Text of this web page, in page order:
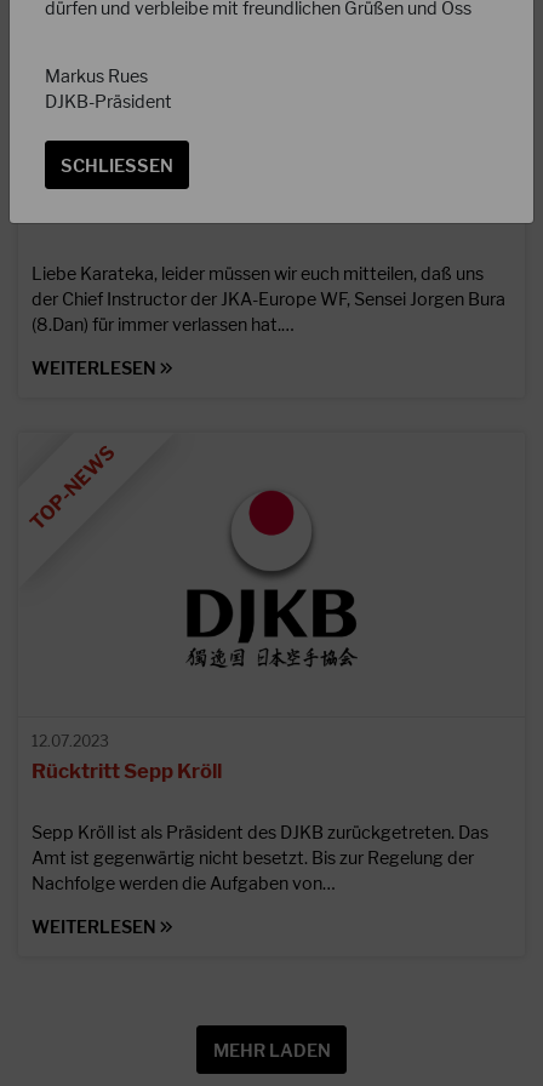
17.07.2023
Liebe Karateka, leider müssen wir euch mitteilen, daß uns
der Chief Instructor der JKA-Europe WF, Sensei Jorgen Bura
(8.Dan) für immer verlassen hat.…
WEITERLESEN
12.07.2023
Rücktritt Sepp Kröll
Sepp Kröll ist als Präsident des DJKB zurückgetreten. Das
Amt ist gegenwärtig nicht besetzt. Bis zur Regelung der
Nachfolge werden die Aufgaben von…
WEITERLESEN
MEHR LADEN
dürfen und verbleibe mit freundlichen Grüßen und Oss
Markus Rues
DJKB-Präsident
SCHLIESSEN